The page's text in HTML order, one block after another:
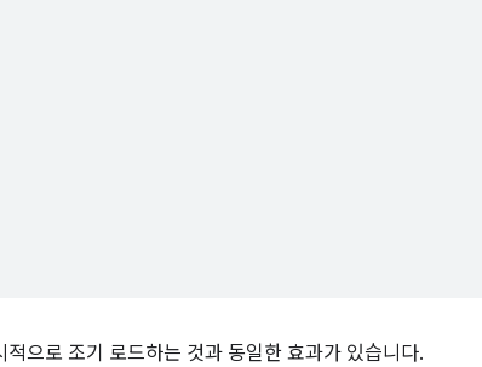
으로 조기 로드하는 것과 동일한 효과가 있습니다.